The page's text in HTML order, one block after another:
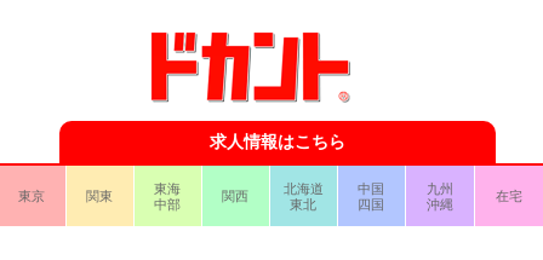
求人情報はこちら
東京 関東
東海
中部
関西
北海道
東北
中国
四国
九州
沖縄
在宅